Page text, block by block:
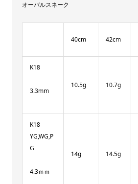
オーバルスネーク
40cm 42cm
K18
3.3mm
10.5g 10.7g
K18
YG,WG,P
G
4.3ｍｍ
14g 14.5g